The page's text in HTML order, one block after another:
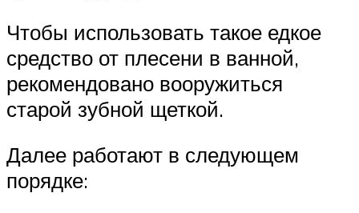
Чтобы использовать такое едкое
средство от плесени в ванной,
рекомендовано вооружиться
старой зубной щеткой.
Далее работают в следующем
порядке: